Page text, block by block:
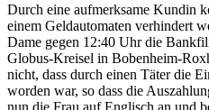
Durch eine aufmerksame Kundin
einem Geldautomaten verhindert
Dame gegen 12:40 Uhr die
Globus-Kreisel in Bobenheim-
nicht, dass durch einen Täter die
worden war, so dass die
nun die Frau auf Englisch an und